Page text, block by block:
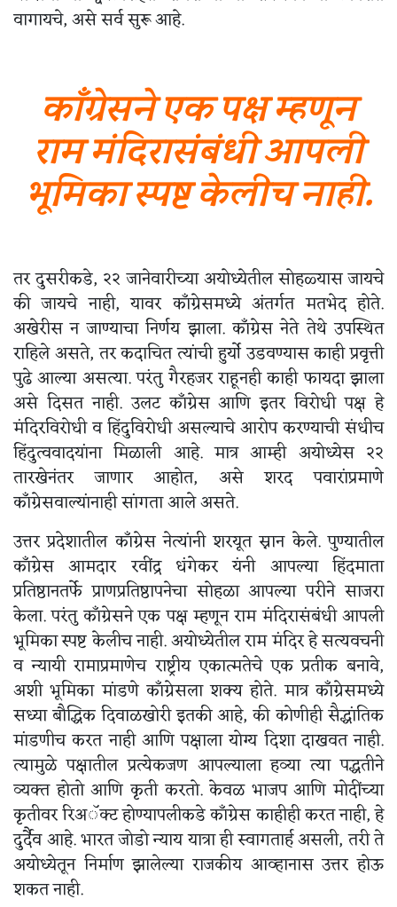
वागायचे, असे सर्व सुरू आहे.
काँग्रेसनेएक पक्ष म्हणून
राम मंदिरासंबंधी आपली
भूमिका स्पष्ट केलीच नाही.
तर दुसरीकडे, २२ जानेवारीच्या अयोध्येतील सोहळ्यास जायचे
की जायचे नाही, यावर काँग्रेसमध्ये अंतर्गत मतभेद होते.
अखेरीस न जाण्याचा निर्णय झाला. काँग्रेस नेते तेथे उपस्थित
राहिले असते, तर कदाचित त्यांची हुर्यो उडवण्यास काही प्रवृत्ती
पुढे आल्या असत्या. परंतु गैरहजर राहूनही काही फायदा झाला
असे दिसत नाही. उलट काँग्रेस आणि इतर विरोधी पक्ष हे
मंदिरविरोधी व हिंदुविरोधी असल्याचे आरोप करण्याची संधीच
हिंदुत्ववादयांना मिळाली आहे. मात्र आम्ही अयोध्येस २२
तारखेनंतर जाणार आहोत, असे शरद पवारांप्रमाणे
काँग्रेसवाल्यांनाही सांगता आले असते.
उत्तर प्रदेशातील काँग्रेस नेत्यांनी शरयूत स्नान केले. पुण्यातील
काँग्रेस आमदार रवींद्र धंगेकर यंनी आपल्या हिंदमाता
प्रतिष्ठानतर्फे प्राणप्रतिष्ठापनेचा सोहळा आपल्या परीने साजरा
केला. परंतु काँग्रेसने एक पक्ष म्हणून राम मंदिरासंबंधी आपली
भूमिका स्पष्ट केलीच नाही. अयोध्येतील राम मंदिर हे सत्यवचनी
व न्यायी रामाप्रमाणेच राष्ट्रीय एकात्मतेचे एक प्रतीक बनावे,
अशी भूमिका मांडणे काँग्रेसला शक्य होते. मात्र काँग्रेसमध्ये
सध्या बौद्धिक दिवाळखोरी इतकी आहे, की कोणीही सैद्धांतिक
मांडणीच करत नाही आणि पक्षाला योग्य दिशा दाखवत नाही.
त्यामुळे पक्षातील प्रत्येकजण आपल्याला हव्या त्या पद्धतीने
व्यक्त होतो आणि कृती करतो. केवळ भाजप आणि मोदींच्या
कृतीवर रिअॅक्ट होण्यापलीकडे काँग्रेस काहीही करत नाही, हे
दुर्दैव आहे. भारत जोडो न्याय यात्रा ही स्वागतार्ह असली, तरी ते
अयोध्येतून निर्माण झालेल्या राजकीय आव्हानास उत्तर होऊ
शकत नाही.